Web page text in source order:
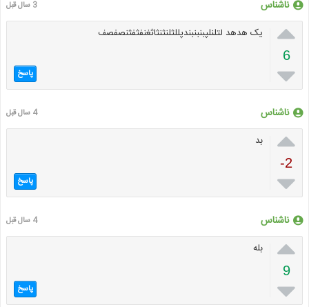
ناشناس 3 سال قبل

6

یک هدهد لتلنلپبنبنبندپللثلنثنثاثغنفثفثنصفصف
پاسخ
ناشناس 4 سال قبل

-2

بد
پاسخ
ناشناس 4 سال قبل

9

بله
پاسخ